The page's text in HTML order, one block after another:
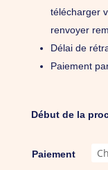
télécharger
renvoyer
Délai de
Paiement
Début de la
Paiement